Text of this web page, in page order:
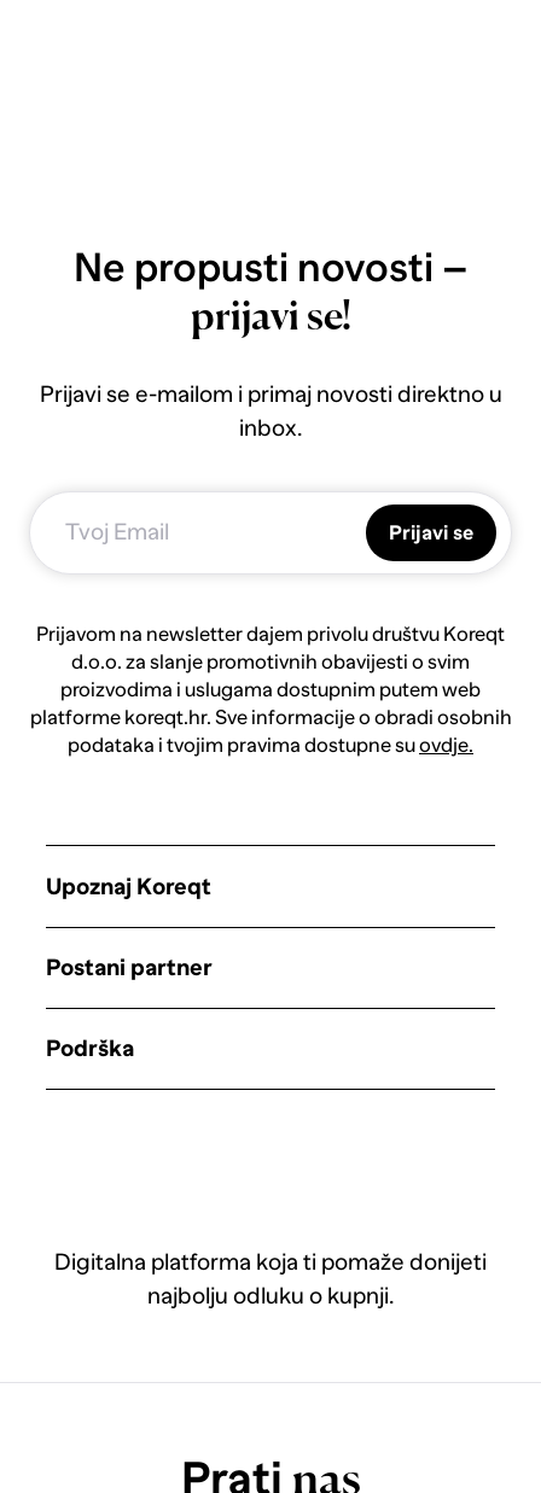
Ne propusti novosti –
prijavi se!
Prijavi se e-mailom i primaj novosti direktno u
inbox.
Prijavi se
Prijavom na newsletter dajem privolu društvu Koreqt
d.o.o. za slanje promotivnih obavijesti o svim
proizvodima i uslugama dostupnim putem web
platforme koreqt.hr. Sve informacije o obradi osobnih
podataka i tvojim pravima dostupne suovdje.
Digitalna platforma koja ti pomaže donijeti
najbolju odluku o kupnji.
Upoznaj Koreqt
Postani partner
Podrška
Prati nas